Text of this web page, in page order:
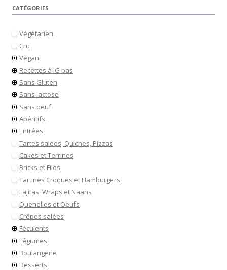
CATÉGORIES
Végétarien
Cru
Vegan
Recettes à IG bas
Sans Gluten
Sans lactose
Sans oeuf
Apéritifs
Entrées
Tartes salées, Quiches, Pizzas
Cakes et Terrines
Bricks et Filos
Tartines Croques et Hamburgers
Fajitas, Wraps et Naans
Quenelles et Oeufs
Crêpes salées
Féculents
Légumes
Boulangerie
Desserts